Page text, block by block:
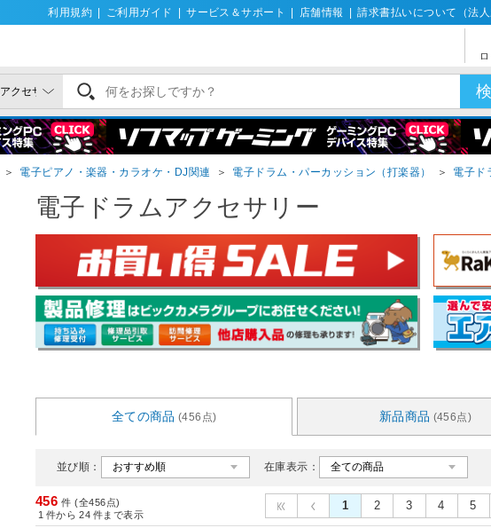
利用規約 ご利用ガイド サービス＆サポート 店舗情報 請求書払いについて（法人
＞ 電子ピアノ・楽器・カラオケ・DJ関連 ＞ 電子ドラム・パーカッション（打楽器） ＞ 電子ド
電子ドラムアクセサリー
全ての商品 (456点) 新品商品 (456点)
並び順： 在庫表示：
456 件 (全456点)
1 件から 24 件まで表示
1 2 3 4 5